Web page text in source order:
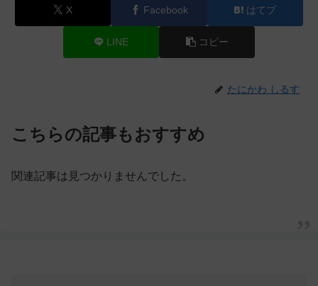
X Facebook はてブ
LINE コピー
たにかわ しるす
こちらの記事もおすすめ
関連記事は見つかりませんでした。